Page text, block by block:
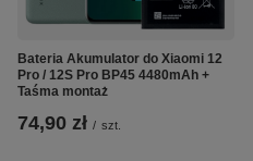
Bateria Akumulator do Xiaomi 12
Pro / 12S Pro BP45 4480mAh +
Taśma montaż
74,90 zł / szt.